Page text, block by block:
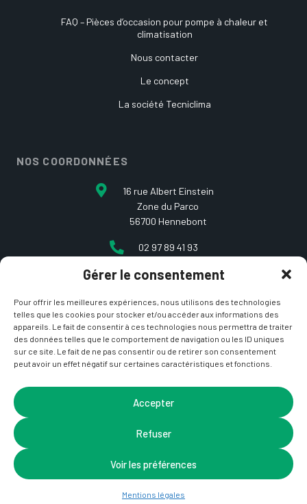
Gérer le consentement
Pour offrir les meilleures expériences, nous utilisons des technologies
telles que les cookies pour stocker et/ou accéder aux informations des
appareils. Le fait de consentir à ces technologies nous permettra de traiter
des données telles que le comportement de navigation ou les ID uniques
sur ce site. Le fait de ne pas consentir ou de retirer son consentement
peut avoir un effet négatif sur certaines caractéristiques et fonctions.
Accepter
Refuser
Voir les préférences
Mentions légales
FAQ – Pièces d’occasion pour pompe à chaleur et
climatisation
Nous contacter
Le concept
La société Tecniclima
NOS COORDONNÉES
16 rue Albert Einstein
Zone du Parco
56700 Hennebont
02 97 89 41 93
contact@etcarepart.com
CGV– Site développé parLa Coquille Web– Design par
Nicotam